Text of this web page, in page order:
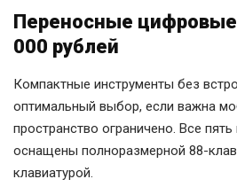
Переносные
000 рублей
Компактные инструменты без
оптимальный выбор, если важна
пространство ограничено. Все
оснащены полноразмерной 88-
клавиатурой.